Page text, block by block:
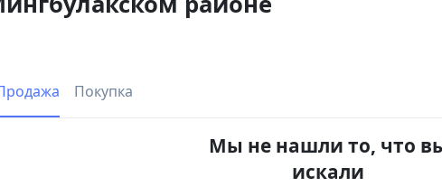
Покупка
Мы не нашли то, что
искали